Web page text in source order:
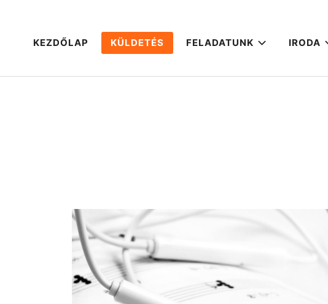
sziront.art
KEZDŐLAP KÜLDETÉS FELADATUNK IRODA